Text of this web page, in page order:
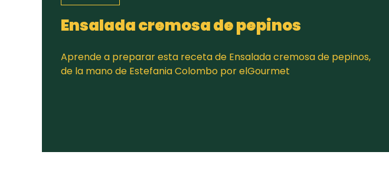
Ensalada cremosa de pepinos
Aprende a preparar esta receta de Ensalada cremosa de pepinos,
de la mano de Estefania Colombo por elGourmet